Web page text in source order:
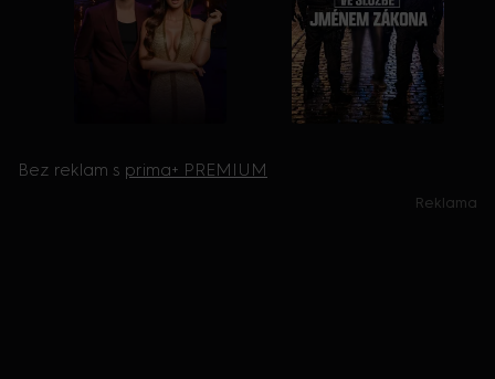
Bez reklam s prima+ PREMIUM
Reklama